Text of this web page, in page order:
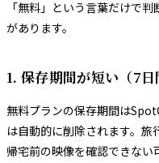
「無料」という言葉だけで
があります。
1. 保存期間が短い（7日
無料プランの保存期間は
は自動的に削除されます。旅
帰宅前の映像を確認できない